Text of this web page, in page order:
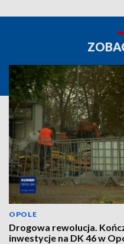
OPOLE
Drogowa rewolucja.
inwestycje na DK 46 w